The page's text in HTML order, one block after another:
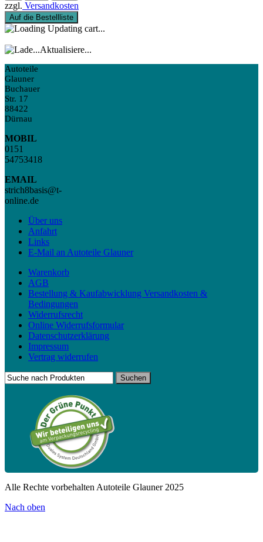
zzgl. Versandkosten
Auf die Bestellliste
Updating cart...
Aktualisiere...
Autoteile
Glauner
Buchauer
Str. 17
88422
Dürnau
MOBIL
0151
54753418
EMAIL
strich8basis@t-
online.de
Über uns
Anfahrt
Links
E-Mail an Autoteile Glauner
Warenkorb
AGB
Bestellung & Kaufabwicklung Versandkosten &
Bedingungen
Widerrufsrecht
Online Widerrufsformular
Datenschutzerklärung
Impressum
Vertrag widerrufen
Alle Rechte vorbehalten Autoteile Glauner 2025
Nach oben